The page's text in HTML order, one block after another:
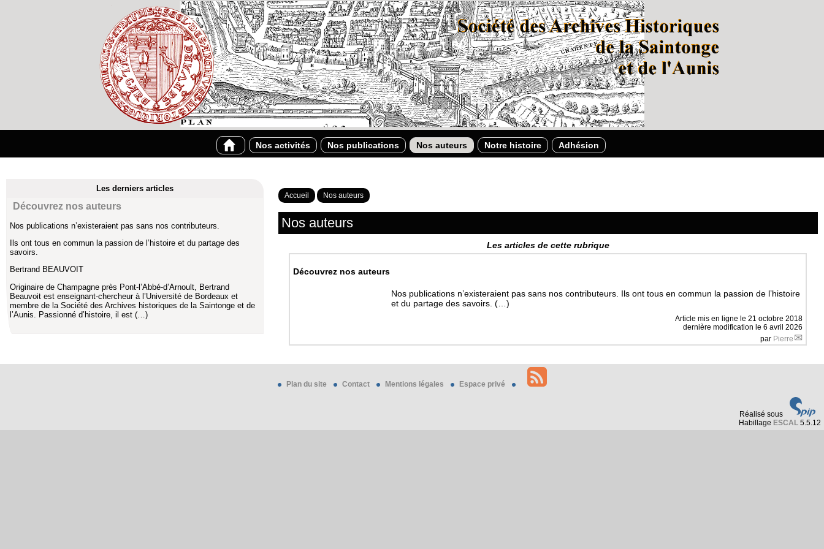
Nos activités Nos publications Nos auteurs Notre histoire Adhésion
Accueil Nos auteurs
Nos auteurs
Les articles de cette rubrique
Découvrez nos auteurs
Nos publications n’existeraient pas sans nos contributeurs. Ils ont tous en commun la passion de l’histoire
et du partage des savoirs. (…)
Article mis en ligne le21 octobre 2018
dernière modification le 6 avril 2026
par Pierre
Les derniers articles
Découvrez nos auteurs
Nos publications n’existeraient pas sans nos contributeurs.
Ils ont tous en commun la passion de l’histoire et du partage des
savoirs.
Bertrand BEAUVOIT
Originaire de Champagne près Pont-l’Abbé-d’Arnoult, Bertrand
Beauvoit est enseignant-chercheur à l’Université de Bordeaux et
membre de la Société des Archives historiques de la Saintonge et de
l’Aunis. Passionné d’histoire, il est (…)
Plan du site Contact Mentions légales Espace privé
Réalisé sous
Habillage ESCAL 5.5.12